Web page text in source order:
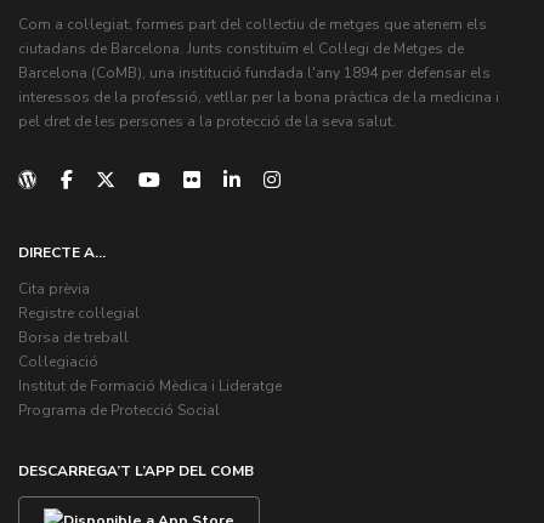
Com a col·legiat, formes part del col·lectiu de metges que atenem els
ciutadans de Barcelona. Junts constituïm el Col·legi de Metges de
Barcelona (CoMB), una institució fundada l'any 1894 per defensar els
interessos de la professió, vetllar per la bona pràctica de la medicina i
DIRECTE A...
Cita prèvia
Registre col·legial
Borsa de treball
Col·legiació
Institut de Formació Mèdica i Lideratge
DESCARREGA’T L’APP DEL COMB